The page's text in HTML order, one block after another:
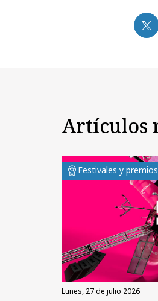
Artículos
Festivales y premios
lunes, 27 de julio 2026